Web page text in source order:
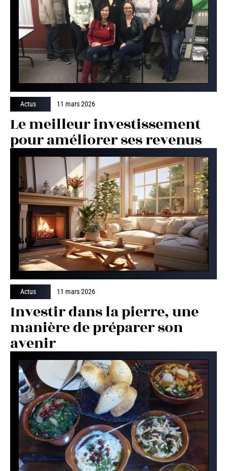
Actus 11 mars 2026
Le meilleur investissement
pour améliorer ses revenus
Actus 11 mars 2026
Investir dans la pierre, une
manière de préparer son
avenir